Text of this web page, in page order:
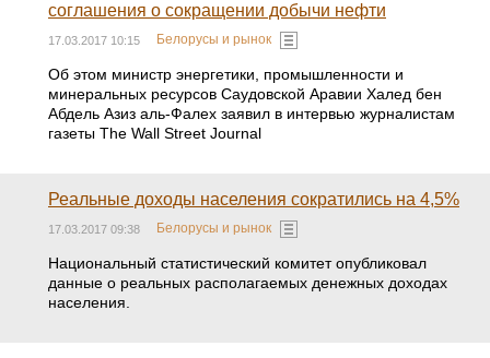
соглашения о сокращении добычи нефти
17.03.2017 10:15 Белорусы и рынок
Об этом министр энергетики, промышленности и
минеральных ресурсов Саудовской Аравии Халед бен
Абдель Азиз аль-Фалех заявил в интервью журналистам
газеты The Wall Street Journal
Реальные доходы населения сократились на 4,5%
17.03.2017 09:38 Белорусы и рынок
Национальный статистический комитет опубликовал
данные о реальных располагаемых денежных доходах
населения.